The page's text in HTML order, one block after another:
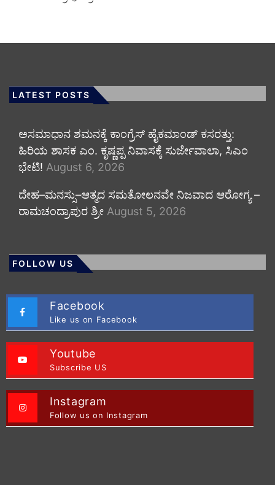
LATEST POSTS
ಅಸಮಾಧಾನ ಶಮನಕ್ಕೆ ಕಾಂಗ್ರೆಸ್ ಹೈಕಮಾಂಡ್ ಕಸರತ್ತು:
ಹಿರಿಯ ಶಾಸಕ ಎಂ. ಕೃಷ್ಣಪ್ಪ ನಿವಾಸಕ್ಕೆ ಸುರ್ಜೇವಾಲಾ, ಸಿಎಂ
ಭೇಟಿ! August 6, 2026
ದೇಹ–ಮನಸ್ಸು–ಆತ್ಮದ ಸಮತೋಲನವೇ ನಿಜವಾದ ಆರೋಗ್ಯ –
ರಾಮಚಂದ್ರಾಪುರ ಶ್ರೀ August 5, 2026
FOLLOW US
Facebook
Like us on Facebook
Youtube
Subscribe US
Instagram
Follow us on Instagram